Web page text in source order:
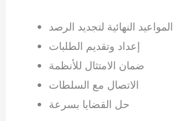
المواعيد النهائية لتجديد الرصد
إعداد وتقديم الطلبات
ضمان الامتثال للأنظمة
الاتصال مع السلطات
حل القضايا بسرعة